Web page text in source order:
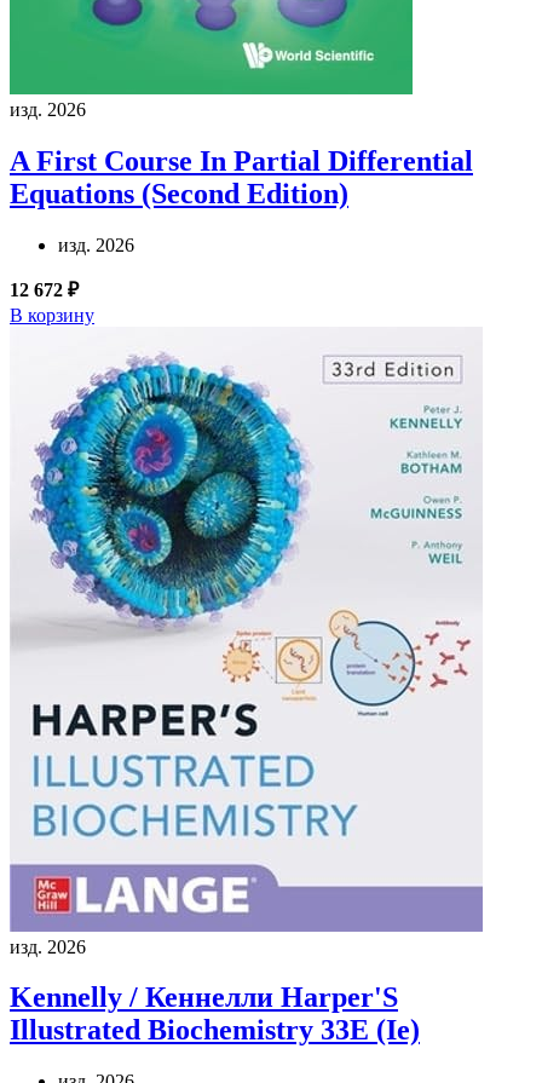
изд. 2026
A First Course In Partial Differential
Equations (Second Edition)
изд. 2026
12 672 ₽
В корзину
изд. 2026
Kennelly / Кеннелли Harper'S
Illustrated Biochemistry 33E (Ie)